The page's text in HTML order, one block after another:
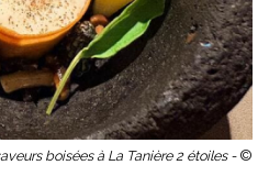
boisées à La Tanière 2 étoiles - ©